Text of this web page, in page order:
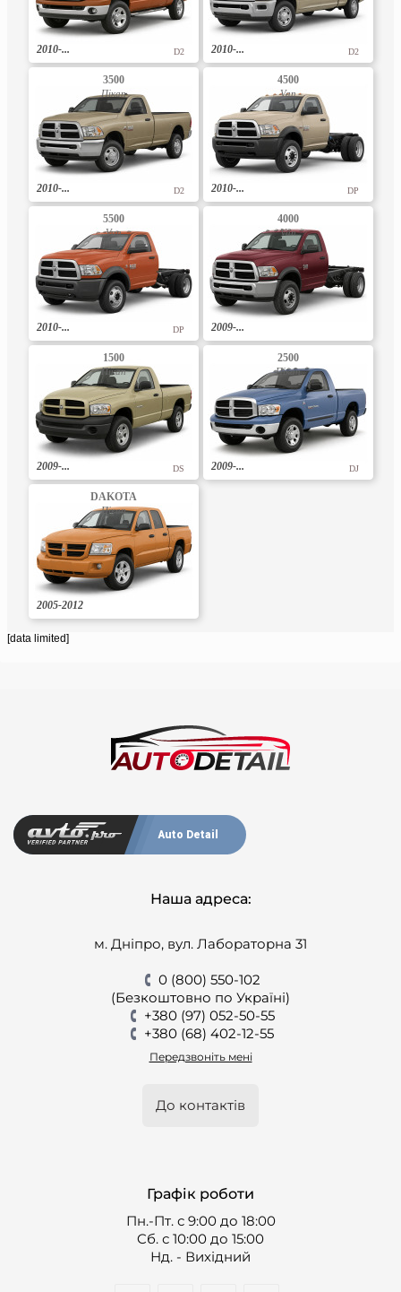
2010-... D2 2010-... D2
3500
Пікап
2010-... D2
4500
Van
2010-... DP
5500
Van
2010-... DP
4000
Van
2009-...
1500
Пікап
2009-... DS
2500
Пікап
2009-... DJ
DAKOTA
Пікап
2005-2012
[data limited]
Auto Detail
Наша адреса:
м. Дніпро, вул. Лабораторна 31
0 (800) 550-102
(Безкоштовно по Україні)
+380 (97) 052-50-55
+380 (68) 402-12-55
Передзвоніть мені
До контактів
Графік роботи
Пн.-Пт. с 9:00 до 18:00
Cб. с 10:00 до 15:00
Нд. - Вихідний